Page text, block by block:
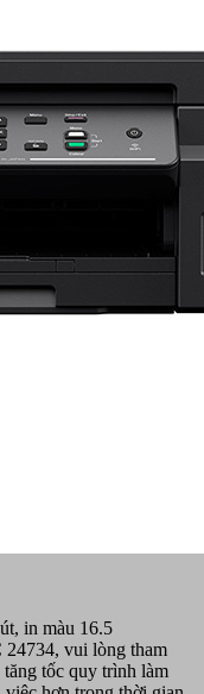
in màu 16.5
vui lòng tham
tăng tốc quy trình làm